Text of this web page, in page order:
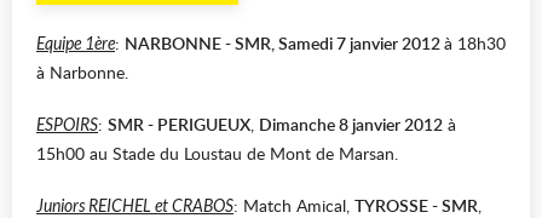
Equipe 1ère: NARBONNE - SMR, Samedi 7 janvier 2012à 18h30
à Narbonne.
ESPOIRS: SMR - PERIGUEUX, Dimanche 8 janvier 2012 à
15h00 au Stade du Loustau de Mont de Marsan.
Juniors REICHEL et CRABOS: Match Amical, TYROSSE - SMR,